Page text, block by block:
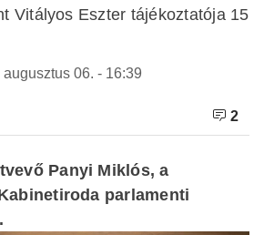
Vitályos Eszter tájékoztatója 15
augusztus 06. - 16:39
2
Panyi Miklós, a
parlamenti